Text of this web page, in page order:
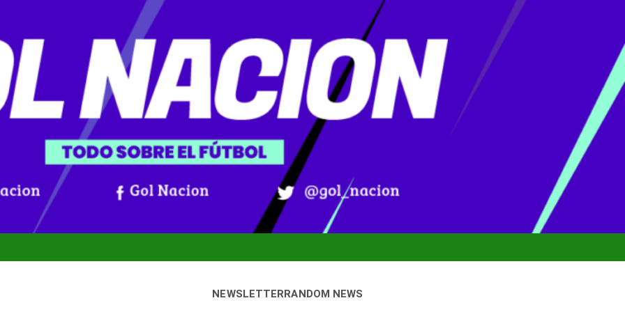
NEWSLETTERRANDOM NEWS